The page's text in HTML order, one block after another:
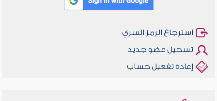
استرجاع الرمز السري
تسجيل عضو جديد
إعادة تفعيل حساب